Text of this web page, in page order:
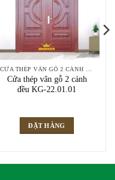
CỬA THÉP VÂN GỖ 2 CÁNH ĐỀU
Cửa thép vân gỗ 2 cánh
đều KG-22.01.01
ĐẶT HÀNG